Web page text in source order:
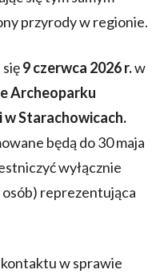
przyrody w regionie.
9 czerwca 2026 r.w
Archeoparku
w Starachowicach.
będą do 30 maja
wyłącznie
reprezentująca
w sprawie